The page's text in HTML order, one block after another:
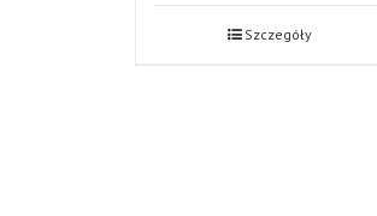
Szczegóły